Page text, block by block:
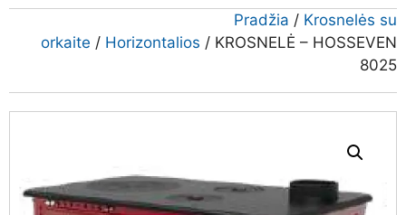
Pradžia / Krosnelės su
orkaite / Horizontalios / KROSNELĖ – HOSSEVEN
8025